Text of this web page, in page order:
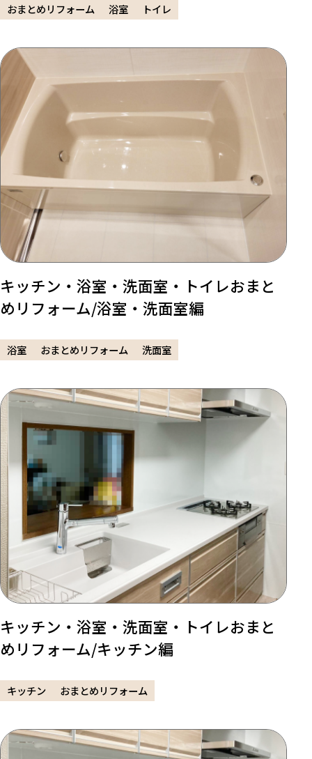
おまとめリフォーム 浴室 トイレ
キッチン・浴室・洗面室・トイレおまと
めリフォーム/浴室・洗面室編
浴室 おまとめリフォーム 洗面室
キッチン・浴室・洗面室・トイレおまと
めリフォーム/キッチン編
キッチン おまとめリフォーム